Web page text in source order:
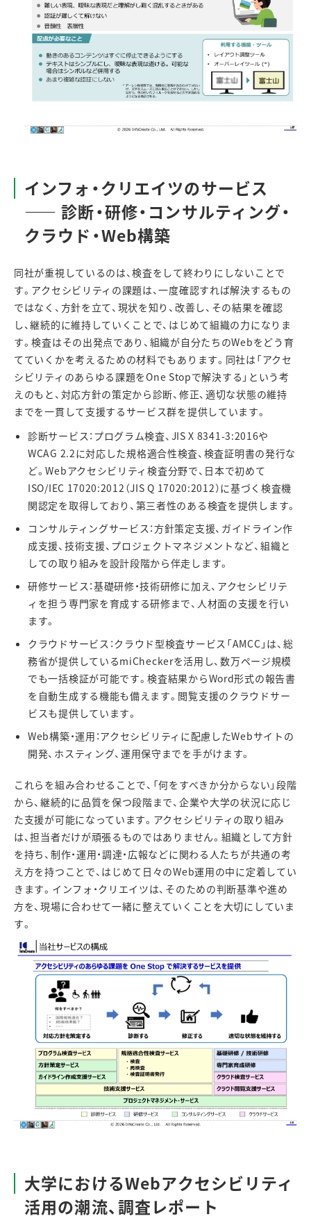
インフォ・クリエイツのサービス
――診断・研修・コンサルティング・
クラウド・Web構築
同社が重視しているのは、検査をして終わりにしないことで
す。アクセシビリティの課題は、一度確認すれば解決するもの
ではなく、方針を立て、現状を知り、改善し、その結果を確認
し、継続的に維持していくことで、はじめて組織の力になりま
す。検査はその出発点であり、組織が自分たちのWebをどう育
てていくかを考えるための材料でもあります。同社は「アクセ
シビリティのあらゆる課題をOne Stopで解決する」という考
えのもと、対応方針の策定から診断、修正、適切な状態の維持
までを一貫して支援するサービス群を提供しています。
診断サービス：プログラム検査、 JIS X 8341-3:2016や
WCAG 2.2に対応した規格適合性検査、検査証明書の発行な
ど。Webアクセシビリティ検査分野で、日本で初めて
ISO/IEC 17020:2012 （JIS Q 17020:2012）に基づく検査機
関認定を取得しており、第三者性のある検査を提供します。
コンサルティングサービス：方針策定支援、ガイドライン作
成支援、技術支援、プロジェクトマネジメントなど、組織と
しての取り組みを設計段階から伴走します。
研修サービス：基礎研修・技術研修に加え、アクセシビリテ
ィを担う専門家を育成する研修まで、人材面の支援を行い
ます。
クラウドサービス：クラウド型検査サービス「AMCC 」は、総
務省が提供しているmiCheckerを活用し、数万ページ規模
でも一括検証が可能です。検査結果からWord形式の報告書
を自動生成する機能も備えます。閲覧支援のクラウドサー
ビスも提供しています。
Web構築・運用：アクセシビリティに配慮したWebサイトの
開発、ホスティング、運用保守までを手がけます。
これらを組み合わせることで、「何をすべきか分からない」段階
から、継続的に品質を保つ段階まで、企業や大学の状況に応じ
た支援が可能になっています。アクセシビリティの取り組み
は、担当者だけが頑張るものではありません。組織として方針
を持ち、制作・運用・調達・広報などに関わる人たちが共通の考
え方を持つことで、はじめて日々のWeb運用の中に定着してい
きます。インフォ・クリエイツは、そのための判断基準や進め
方を、現場に合わせて一緒に整えていくことを大切にしていま
す。
大学におけるWebアクセシビリティ
活用の潮流、調査レポート